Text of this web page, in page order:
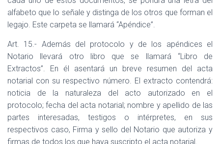
alfabeto que lo señale y distinga de los otros que forman el
legajo. Este carpeta se llamará “Apéndice”.
Art. 15.- Además del protocolo y de los apéndices el
Notario llevará otro libro que se llamará “Libro de
Extractos”. En él asentará un breve resumen del acta
notarial con su respectivo número. El extracto contendrá:
noticia de la naturaleza del acto autorizado en el
protocolo; fecha del acta notarial; nombre y apellido de las
partes interesadas, testigos o intérpretes, en sus
respectivos caso, Firma y sello del Notario que autoriza y
firmas de todos los que haya suscripto el acta notarial.